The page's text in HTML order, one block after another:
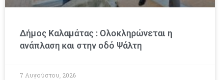
Δήμος Καλαμάτας : Ολοκληρώνεται η
ανάπλαση και στην οδό Ψάλτη
7 Αυγούστου, 2026